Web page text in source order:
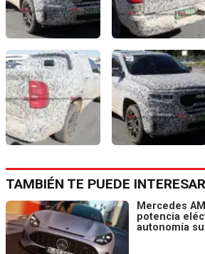
TAMBIÉN TE PUEDE INTERESAR
Mercedes
potencia
autonomía